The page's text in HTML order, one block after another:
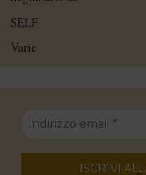
SELF
Varie